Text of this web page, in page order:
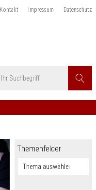
Kontakt Impressum Datenschutz
Suchen
Themenfelder